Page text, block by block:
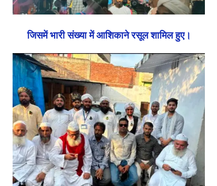
जिसमें भारी संख्या में आशिकाने रसूल शामिल हुए।